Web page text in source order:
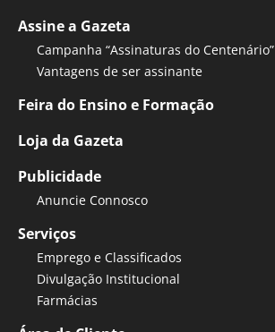
Assine a Gazeta
Campanha “Assinaturas do Centenário”
Vantagens de ser assinante
Feira do Ensino e Formação
Loja da Gazeta
Publicidade
Anuncie Connosco
Serviços
Emprego e Classificados
Divulgação Institucional
Farmácias